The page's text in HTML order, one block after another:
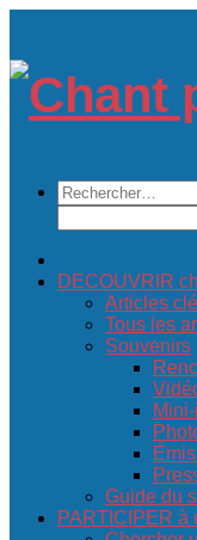
content
Rechercher :
DECOUVRIR
Articles
Tous les
Souvenirs
Guide du
PARTICIPER à